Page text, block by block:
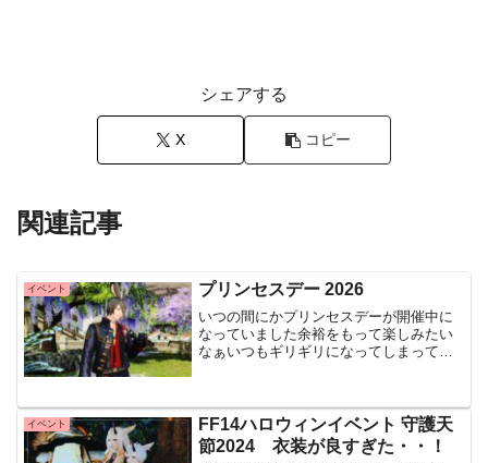
シェアする
X コピー
関連記事
イベント プリンセスデー 2026
いつの間にかプリンセスデーが開催中に
なっていました余裕をもって楽しみたい
なぁいつもギリギリになってしまって先
んでしまったので、、週末...
イベント
FF14ハロウィンイベント 守護天
節2024 衣装が良すぎた・・！